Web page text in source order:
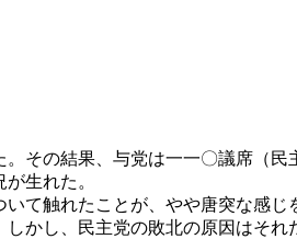
その結果、与党は一一〇議席（
生れた。
て触れたことが、やや唐突な感
かし、民主党の敗北の原因はそ